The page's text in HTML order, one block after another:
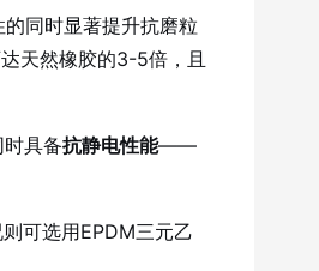
同时显著提升抗磨粒
天然橡胶的3-5倍，且
具备抗静电性能——
可选用EPDM三元乙